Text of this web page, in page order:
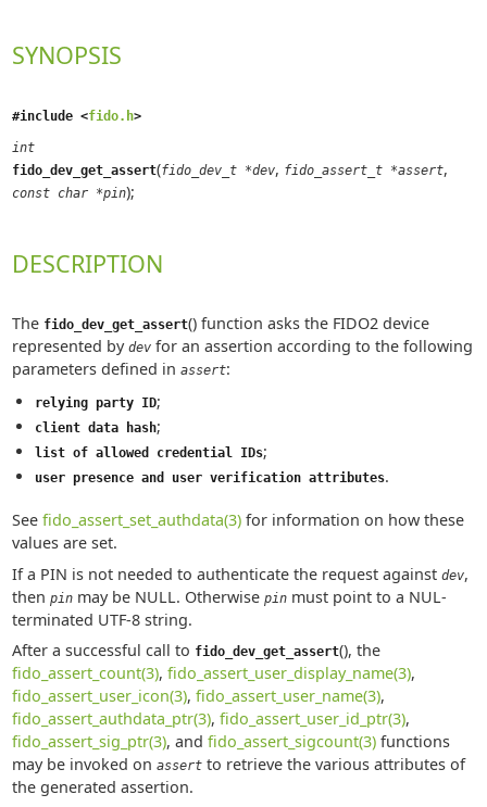
SYNOPSIS
#include <fido.h>
int
fido_dev_get_assert(fido_dev_t *dev, fido_assert_t *assert,
const char *pin);
DESCRIPTION
The fido_dev_get_assert() function asks the FIDO2 device
represented by devfor an assertion according to the following
parameters defined in assert:
relying party ID;
client data hash;
list of allowed credential IDs;
user presence and user verification attributes.
See fido_assert_set_authdata(3)for information on how these
values are set.
If a PIN is not needed to authenticate the request against dev,
then pinmay be NULL. Otherwise pinmust point to a NUL-
terminated UTF-8 string.
After a successful call to fido_dev_get_assert(), the
fido_assert_count(3), fido_assert_user_display_name(3),
fido_assert_user_icon(3), fido_assert_user_name(3),
fido_assert_authdata_ptr(3), fido_assert_user_id_ptr(3),
fido_assert_sig_ptr(3), and fido_assert_sigcount(3)functions
may be invoked on assertto retrieve the various attributes of
the generated assertion.